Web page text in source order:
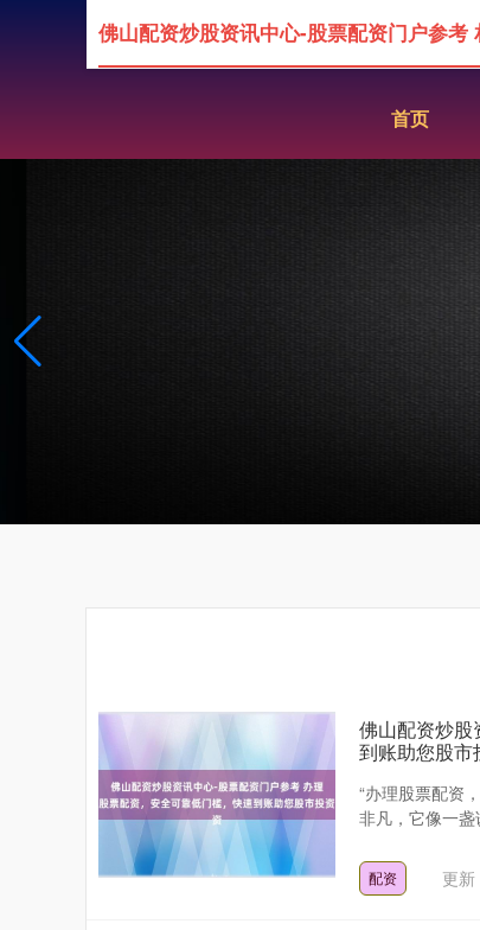
首页
佛山配资炒股资讯中心-股票配资门户参考
佛山配资炒股
到账助您股市
“办理股票配资
非凡，它像一
配资 更